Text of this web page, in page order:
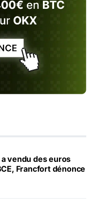
vendu des euros
Francfort dénonce